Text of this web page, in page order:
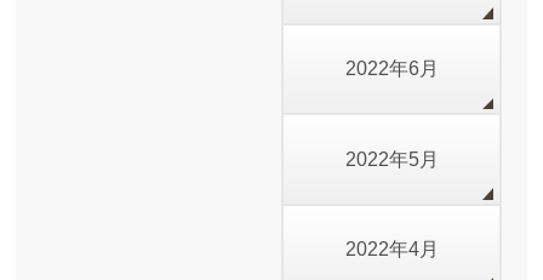
2022年6月
2022年5月
2022年4月